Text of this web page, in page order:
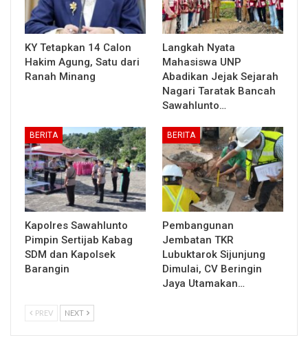
KY Tetapkan 14 Calon
Hakim Agung, Satu dari
Ranah Minang
Langkah Nyata
Mahasiswa UNP
Abadikan Jejak Sejarah
Nagari Taratak Bancah
Sawahlunto…
BERITA
Kapolres Sawahlunto
Pimpin Sertijab Kabag
SDM dan Kapolsek
Barangin
BERITA
Pembangunan
Jembatan TKR
Lubuktarok Sijunjung
Dimulai, CV Beringin
Jaya Utamakan…
PREV NEXT